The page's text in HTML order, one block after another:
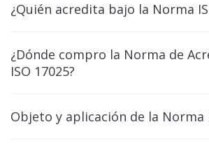
¿Quién acredita bajo la Norma
¿Dónde compro la Norma de
ISO 17025?
Objeto y aplicación de la Norma